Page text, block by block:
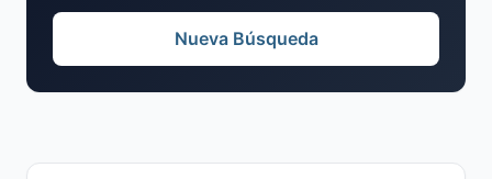
Nueva Búsqueda